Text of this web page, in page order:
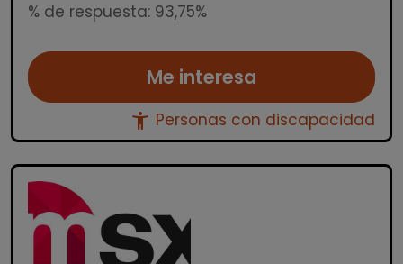
% de respuesta: 93,75%
Me interesa
accessibility_new Personas con discapacidad